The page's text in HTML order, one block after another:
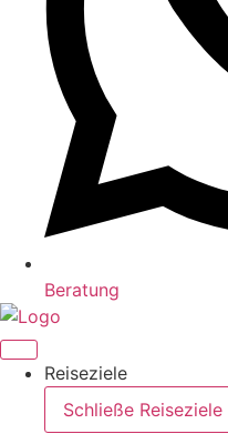
Beratung
Reiseziele
Schließe Reiseziele